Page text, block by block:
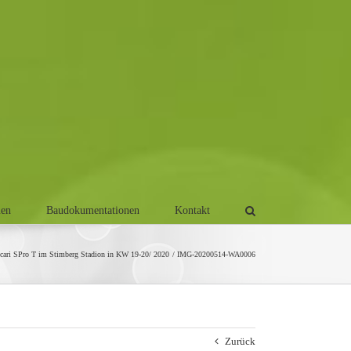
Baudokumentationen Kontakt
SPro T im Stimberg Stadion in KW 19-20/ 2020 IMG-20200514-WA0006
Zurück